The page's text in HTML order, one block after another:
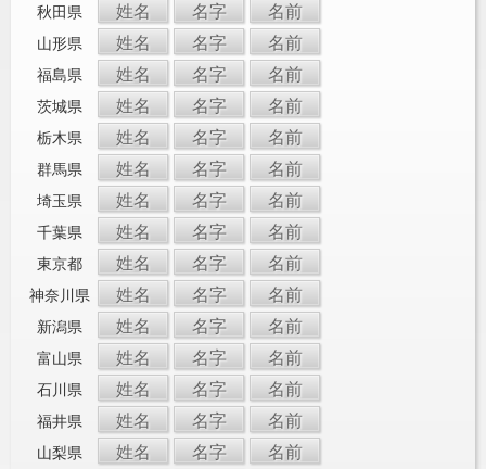
秋田県 姓名 名字 名前
山形県 姓名 名字 名前
福島県 姓名 名字 名前
茨城県 姓名 名字 名前
栃木県 姓名 名字 名前
群馬県 姓名 名字 名前
埼玉県 姓名 名字 名前
千葉県 姓名 名字 名前
東京都 姓名 名字 名前
神奈川県 姓名 名字 名前
新潟県 姓名 名字 名前
富山県 姓名 名字 名前
石川県 姓名 名字 名前
福井県 姓名 名字 名前
山梨県 姓名 名字 名前